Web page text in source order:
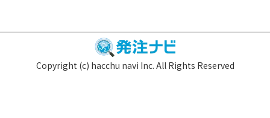
Copyright (c) hacchu navi Inc. All Rights Reserved